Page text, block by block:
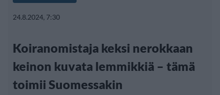
24.8.2024, 7:30
Koiranomistaja keksi nerokkaan
keinon kuvata lemmikkiä – tämä
toimii Suomessakin